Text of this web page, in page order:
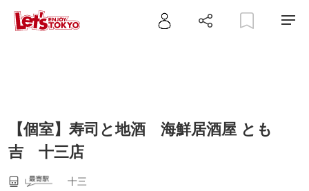
【個室】寿司と地酒 海鮮居酒屋 とも
吉 十三店
十三